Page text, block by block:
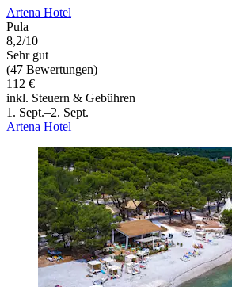
Artena Hotel
Pula
8,2/10
Sehr gut
(47 Bewertungen)
112 €
inkl. Steuern & Gebühren
1. Sept.–2. Sept.
Artena Hotel